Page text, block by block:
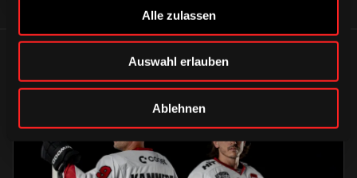
Alle zulassen
Auswahl erlauben
Ablehnen
ÄHNLICHE NEWS